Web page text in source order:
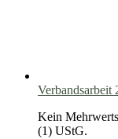
Verbandsarbeit
Kein
(1) UStG.